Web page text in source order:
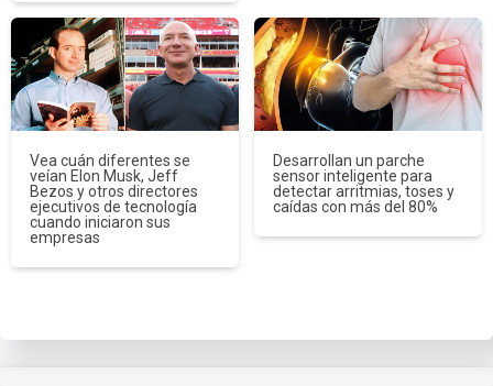
Vea cuán diferentes se
veían Elon Musk, Jeff
Bezos y otros directores
ejecutivos de tecnología
cuando iniciaron sus
empresas
Desarrollan un parche
sensor inteligente para
detectar arritmias, toses y
caídas con más del 80%